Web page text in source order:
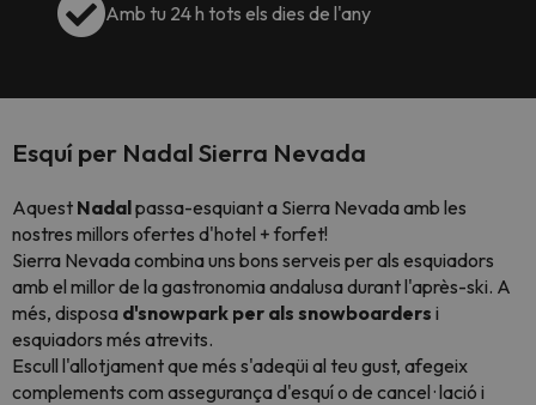
Amb tu 24 h tots els dies de l'any
Esquí per Nadal Sierra Nevada
Aquest Nadalpassa-esquiant a Sierra Nevada amb les
nostres millors ofertes d'hotel + forfet!
Sierra Nevada combina uns bons serveis per als esquiadors
amb el millor de la gastronomia andalusa durant l'après-ski. A
més, disposa d'snowpark per als snowboarders i
esquiadors més atrevits.
Escull l'allotjament que més s'adeqüi al teu gust, afegeix
complements com assegurança d'esquí o de cancel · lació i